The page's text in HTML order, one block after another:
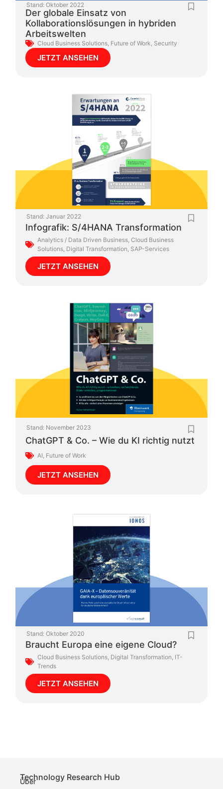
Stand: Oktober 2022
Der globale Einsatz von
Kollaborationslösungen in hybriden
Arbeitswelten
Cloud Business Solutions Future of Work Security
JETZT ANSEHEN
Stand: Januar 2022
Infografik: S/4HANA Transformation
Analytics / Data Driven Business ,Cloud Business
Solutions Digital Transformation SAP-Services
JETZT ANSEHEN
Stand: November 2023
ChatGPT & Co. – Wie du KI richtig nutzt
AI Future of Work
JETZT ANSEHEN
Stand: Oktober 2020
Braucht Europa eine eigene Cloud?
Cloud Business Solutions, Digital Transformation, IT-
Trends
JETZT ANSEHEN
Technology Research Hub
Über